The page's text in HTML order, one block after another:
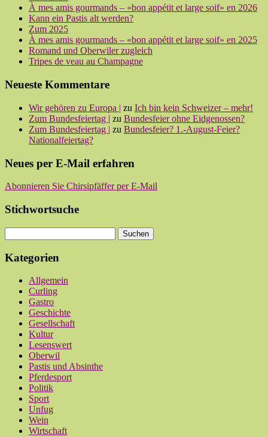
À mes amis gourmands – «bon appétit et large soif» en 2026
Kann ein Pastis alt werden?
Zum 2025
À mes amis gourmands – «bon appétit et large soif» en 2025
Romand und Oberwiler zugleich
Tripes de veau au Champagne
Neueste Kommentare
Wir gehören zu Europa | zu Ich bin kein Schweizer – mehr!
Zum Bundesfeiertag | zu Bundesfeier ohne Eidgenossen?
Zum Bundesfeiertag | zu Bundesfeier? 1.-August-Feier?
Nationalfeiertag?
Neues per E-Mail erfahren
Abonnieren Sie Chirsipfäffer per E-Mail
Stichwortsuche
Kategorien
Allgemein
Curling
Gastro
Geschichte
Gesellschaft
Kultur
Lesenswert
Oberwil
Pastis und Absinthe
Pferdesport
Politik
Sport
Unfug
Wein
Wirtschaft